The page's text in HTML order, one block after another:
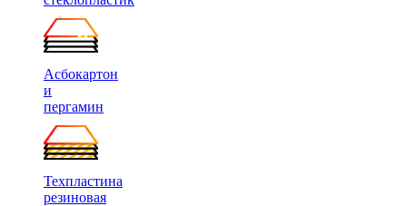
Асбокартон
и
пергамин
Техпластина
резиновая